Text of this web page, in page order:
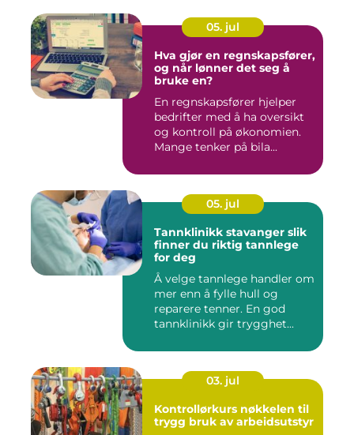
05. jul
Hva gjør en regnskapsfører,
og når lønner det seg å
bruke en?
En regnskapsfører hjelper
bedrifter med å ha oversikt
og kontroll på økonomien.
Mange tenker på bila...
05. jul
Tannklinikk stavanger slik
finner du riktig tannlege
for deg
Å velge tannlege handler om
mer enn å fylle hull og
reparere tenner. En god
tannklinikk gir trygghet...
03. jul
Kontrollørkurs nøkkelen til
trygg bruk av arbeidsutstyr